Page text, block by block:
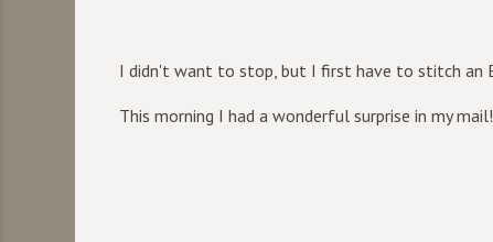
I didn't want to stop, but I first have to stitch an
This morning I had a wonderful surprise in my